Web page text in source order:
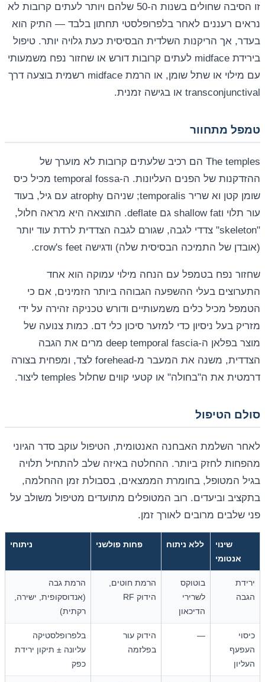
זו הסיבה שחולים בשנות ה-50 שלהם ויותר לעתים קרובות לא
נראים רעננים לאחר בלפרופלסטי תחתון בלבד — התיק הוא
בעדר, אך הריקנות השלדית הבסיסית כעת גלויה יותר. טיפול
בירידת midface לעתים קרובות דורש או שחזור נפח משמעותי
עם מילוי או שתל שומן, או הרמת midface רשמית בוצעה דרך
transconjunctival או בגישה זמנית.
טמפל מתחוור
The temples הם רכיב שלעתים קרובות לא מוערך של
ההזדקנות של הפנים העליונות. ה-temporal fossa מכיל כיס
שומן קטן וא שריר temporalis; שניהם atrophy עם גיל, בעוד
עור תלוי וshallow fat גם deflate. התוצאה היא מראה חלול,
"skeleton" צדדי לגבה, שגורם לגבה הצדדית לרדת עוד יותר
(אובדן של התמיכה הבסיסית שלה) ודגישה crow's feet.
שחזור נפח בטמפל עם הנחה מילוי עמוקה הוא אחד
התערוצים בעלי ההשפעה הגבוהה ביותר הזמינים, אם כי
הטמפל מכיל כלים משמעותיים ודורש טכניקה זהירה על ידי
מזריק בעל ניסיון כדי למזער סיכון כלי דם. כמות צנועה של
מוצר בפלאן ה-deep temporal fascia מרים את הגבה
הצדדית, משנה את המעבר מ-forehead לצד, ומפחית בצורה
דרמטית את ה"בחולה" או קטעי קווים שחלול temples ליצור.
סולם הטיפול
לאחר השלמת האבחנה האנטומית, הטיפול עוקב סדר הגיוני
מהפחות לחזק ביותר. ההחלטה באיזה שלב להתחיל תלויה
בגיל המטופל, בחומרת הממצאים, בסבולת זמן ההחלמה,
בתקציב וביעדים. רוב המטופלים מתועדים מטיפול משולב על
פני שלבים מרובים לאורך זמן.
שינוי
אנטומי
ללא ניתוח פחות פולשני ניתוחי
ירידת
הגבה
בוטוקס
לשרירי
הדיכאון
הרמת חוטים,
הידוק RF
הרמת גבה
(אנדוסקופית, ישירה,
רקתית)
כיסוי
העפעף
העליון
—
הידוק עור
בפלזמה
בלפרופלסטיקה
עליונה ± תיקון ירידת
כפק